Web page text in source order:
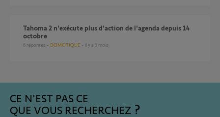
Tahoma 2 n'exécute plus d'action de l'agenda depuis 14
octobre
6 réponses DOMOTIQUE il y a 9 mois
CE N'EST PAS CE
QUE VOUS RECHERCHEZ